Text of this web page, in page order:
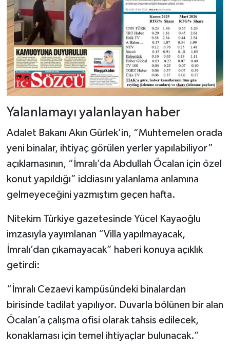
Yalanlamayı yalanlayan haber
Adalet Bakanı Akın Gürlek’in, “Muhtemelen orada
yeni binalar, ihtiyaç görülen yerler yapılabiliyor”
açıklamasının, “İmralı’da Abdullah Öcalan için özel
konut yapıldığı” iddiasını yalanlama anlamına
gelmeyeceğini yazmıştım geçen hafta.
Nitekim Türkiye gazetesinde Yücel Kayaoğlu
imzasıyla yayımlanan “Villa yapılmayacak,
İmralı’dan çıkamayacak” haberi konuya açıklık
getirdi:
“İmralı Cezaevi kampüsündeki binalardan
birisinde tadilat yapılıyor. Duvarla bölünen bir alan
Öcalan’a çalışma ofisi olarak tahsis edilecek,
konaklaması için temel ihtiyaçlar bulunacak.”